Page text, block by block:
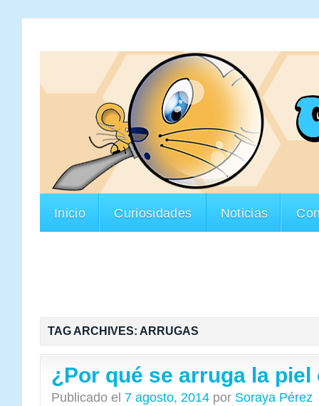
Inicio Curiosidades Noticias
TAG ARCHIVES: ARRUGAS
¿Por qué se arruga la piel
Publicado el 7 agosto, 2014 por Soraya Pérez